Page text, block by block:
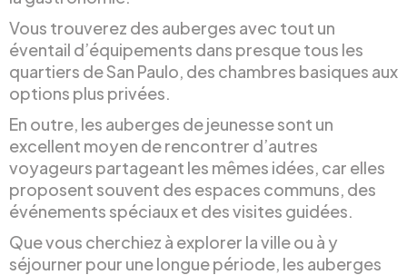
Vous trouverez des auberges avec tout un
éventail d’équipements dans presque tous les
quartiers de San Paulo, des chambres basiques aux
options plus privées.
En outre, les auberges de jeunesse sont un
excellent moyen de rencontrer d’autres
voyageurs partageant les mêmes idées, car elles
proposent souvent des espaces communs, des
événements spéciaux et des visites guidées.
Que vous cherchiez à explorer la ville ou à y
séjourner pour une longue période, les auberges